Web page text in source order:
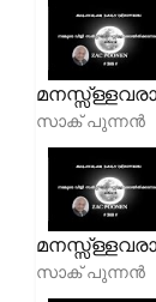
സാക് പുന്നൻ
സാക് പുന്നൻ